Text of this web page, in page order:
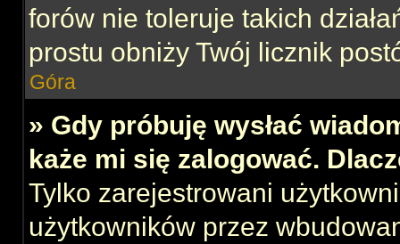
forów nie toleruje takich
prostu obniży Twój licznik
Góra
» Gdy próbuję wysłać
każe mi się zalogować.
Tylko zarejestrowani
użytkowników przez